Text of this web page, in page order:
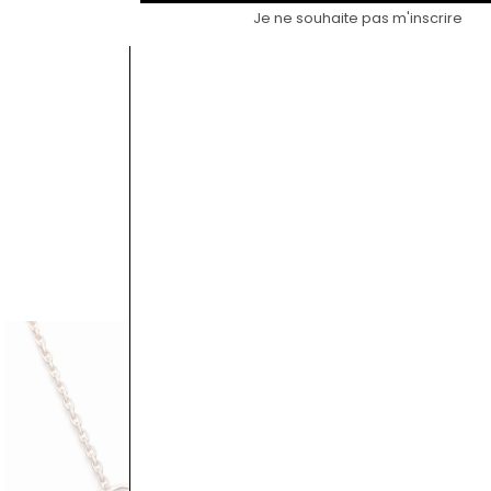
Je ne souhaite pas m'inscrire